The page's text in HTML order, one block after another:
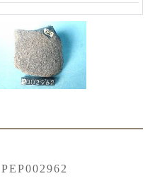
PEP002962